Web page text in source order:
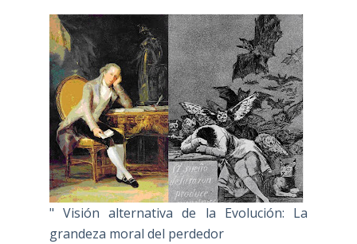
" Visión alternativa de la Evolución: La
grandeza moral del perdedor